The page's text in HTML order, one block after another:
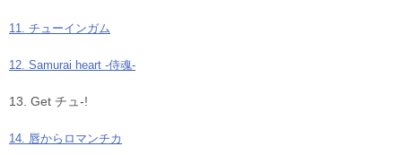
11. チューインガム
12. Samurai heart -侍魂-
13. Get チュ-!
14. 唇からロマンチカ